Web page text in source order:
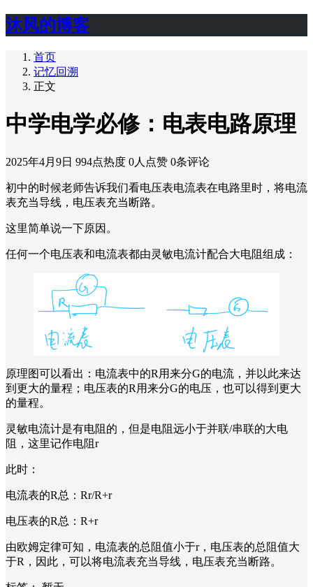
沐风的博客
首页
记忆回溯
正文
中学电学必修：电表电路原理
2025年4月9日 994点热度 0人点赞 0条评论
初中的时候老师告诉我们看电压表电流表在电路里时，将电流
表充当导线，电压表充当断路。
这里简单说一下原因。
任何一个电压表和电流表都由灵敏电流计配合大电阻组成：
原理图可以看出：电流表中的R用来分G的电流，并以此来达
到更大的量程；电压表的R用来分G的电压，也可以得到更大
的量程。
灵敏电流计是有电阻的，但是电阻远小于并联/串联的大电
阻，这里记作电阻r
此时：
电流表的R总：Rr/R+r
电压表的R总：R+r
由欧姆定律可知，电流表的总阻值小于r，电压表的总阻值大
于R，因此，可以将电流表充当导线，电压表充当断路。